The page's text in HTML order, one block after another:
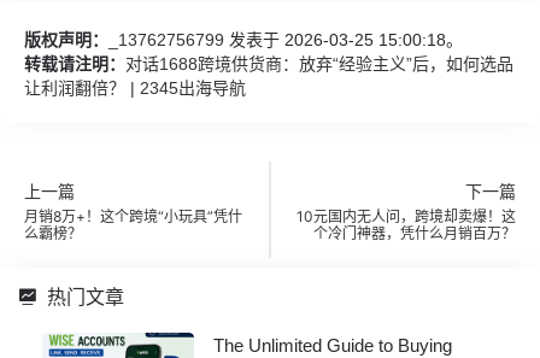
版权声明： _13762756799 发表于 2026-03-25 15:00:18。
转载请注明： 对话1688跨境供货商：放弃“经验主义”后，如何选品
让利润翻倍？ | 2345出海导航
上一篇
月销8万+！这个跨境“小玩具”凭什
么霸榜？
下一篇
10元国内无人问，跨境却卖爆！这
个冷门神器，凭什么月销百万？
热门文章
The Unlimited Guide to Buying